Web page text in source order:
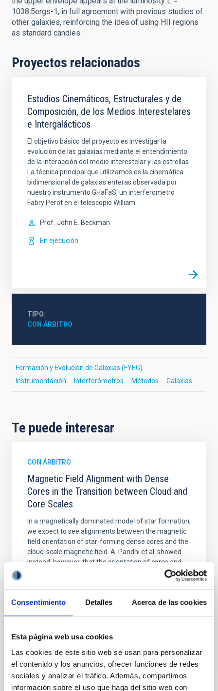
Consentimiento Detalles Acerca de las cookies
Esta página web usa cookies
Las cookies de este sitio web se usan para personalizar
el contenido y los anuncios, ofrecer funciones de redes
sociales y analizar el tráfico. Además, compartimos
información sobre el uso que haga del sitio web con
1038.5ergs-1, in full agreement with previous studies of
other galaxies, reinforcing the idea of using HII regions
as standard candles.
Proyectos relacionados
Estudios Cinemáticos, Estructurales y de
Composición, de los Medios Interestelares
e Intergalácticos
El objetivo básico del proyecto es investigar la
evolución de las galaxias mediante el entendimiento
de la interacción del medio interestelar y las estrellas.
La técnica principal que utilizamos es la cinemática
bidimensional de galaxias enteras observada por
nuestro instrumento GHaFaS, un interferometro
Fabry Perot en el telescopio William
Prof. John E. Beckman
En ejecución
TIPO
CON ÁRBITRO
Formación y Evolución de Galaxias (FYEG)
Instrumentación
Interferómetros Métodos Galaxias
Te puede interesar
CON ÁRBITRO
Magnetic Field Alignment with Dense
Cores in the Transition between Cloud and
Core Scales
In a magnetically dominated model of star formation,
we expect to see alignments between the magnetic
field orientation of star-forming dense cores and the
cloud-scale magnetic field. A. Pandhi et al. showed
instead, however, that the orientation of cores and
their angular momentum vectors appear random
Yin, Sean et al.
Fecha de publicación: 5 2026
NÚMERO DE CITAS 0